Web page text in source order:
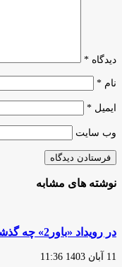
دیدگاه *
نام *
ایمیل *
وب‌ سایت
نوشته های مشابه
در رویداد «باور2» چه گذشت؟
11 آبان 1403 11:36